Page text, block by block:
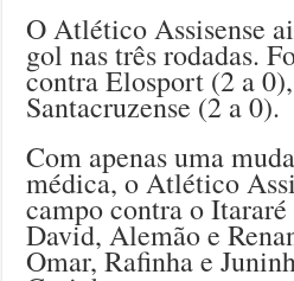
O Atlético Assisense
gol nas três rodadas.
contra Elosport (2 a
Santacruzense (2 a 0).
Com apenas uma
médica, o Atlético
campo contra o
David, Alemão e
Omar, Rafinha e